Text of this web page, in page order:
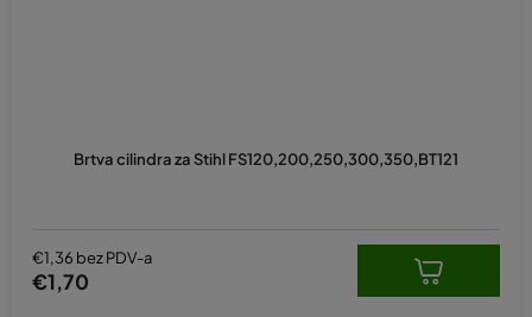
Brtva cilindra za Stihl FS120,200,250,300,350,BT121
€1,36 bez PDV-a
€1,70